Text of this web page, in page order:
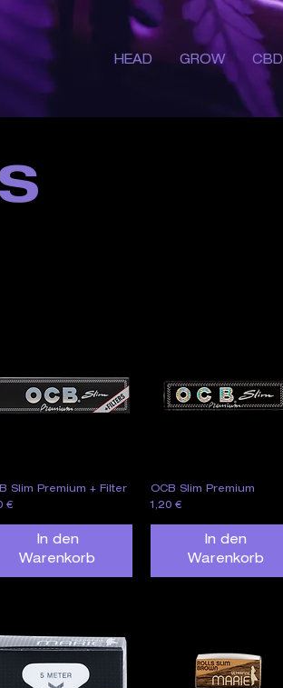
HEAD GROW CBD
Schnellansicht
Slim Premium + Filter
€
In den
Warenkorb
Schnellansicht
OCB Slim Premium
Preis
1,20 €
In den
Warenkorb